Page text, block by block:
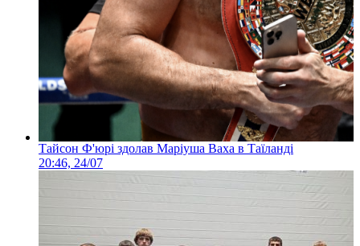
Тайсон Ф'юрі здолав Маріуша Ваха в Таїланді
20:46, 24/07